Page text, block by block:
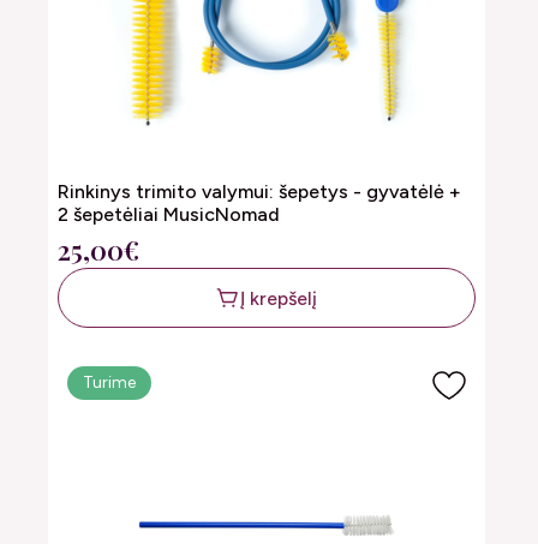
Rinkinys trimito valymui: šepetys - gyvatėlė +
2 šepetėliai MusicNomad
25,00€
Į krepšelį
Turime